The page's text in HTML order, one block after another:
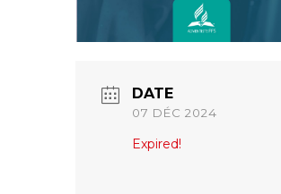
DATE
07 DÉC 2024
Expired!